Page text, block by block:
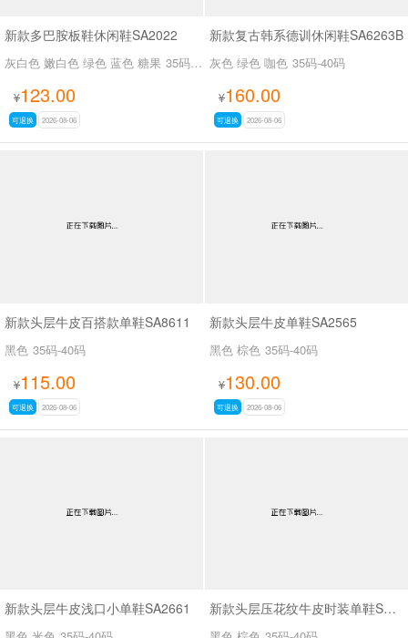
新款多巴胺板鞋休闲鞋SA2022
灰白色 嫩白色 绿色 蓝色 糖果 35码-39码
¥123.00
可退换 2026-08-06
新款复古韩系德训休闲鞋SA6263B
灰色 绿色 咖色 35码-40码
¥160.00
可退换 2026-08-06
新款头层牛皮百搭款单鞋SA8611
黑色 35码-40码
¥115.00
可退换 2026-08-06
新款头层牛皮单鞋SA2565
黑色 棕色 35码-40码
¥130.00
可退换 2026-08-06
新款头层牛皮浅口小单鞋SA2661 新款头层压花纹牛皮时装单鞋SA2562